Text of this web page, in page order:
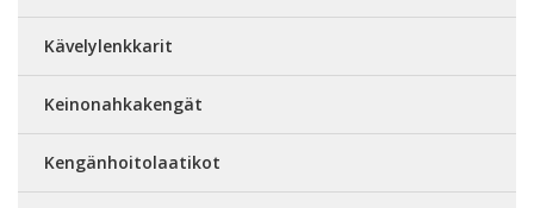
Kävelylenkkarit
Keinonahkakengät
Kengänhoitolaatikot